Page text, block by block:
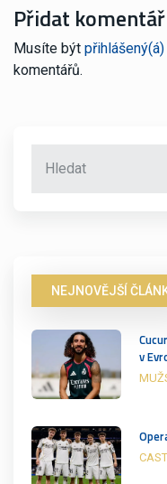
Přidat komentář
Musíte být přihlášený(á)
komentářů.
NEJNOVĚJŠÍ
v